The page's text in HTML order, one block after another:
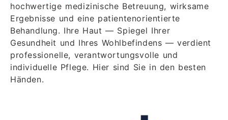
hochwertige medizinische Betreuung, wirksame
Ergebnisse und eine patientenorientierte
Behandlung. Ihre Haut — Spiegel Ihrer
Gesundheit und Ihres Wohlbefindens — verdient
professionelle, verantwortungsvolle und
individuelle Pflege. Hier sind Sie in den besten
Händen.